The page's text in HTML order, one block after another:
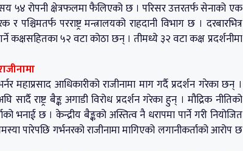
५४ रोपनी क्षेत्रफलमा फैलिएको छ । परिसर उत्तरतर्फ सेनाको एक
परराष्ट्र मन्त्रालयको राहदानी विभाग छ । दरबारभित्र
कक्षसहितका ५२ वटा कोठा छन् । तीमध्ये ३२ वटा कक्ष प्रदर्शनीमा
महाप्रसाद आधिकारीको राजीनामा माग गर्दै प्रदर्शन गरेका छन् ।
राष्ट्र बैङ्क अगाडी विरोध प्रदर्शन गरेका हुन् । मौद्रिक नीतिको
भनाई छ । केन्द्रीय बैङ्कको अस्तित्व नै धरापमा पार्ने गरी नियोजित
पारेपछि गर्भनरको राजीनामा मागिएको लगानीकर्ताको आरोप छ